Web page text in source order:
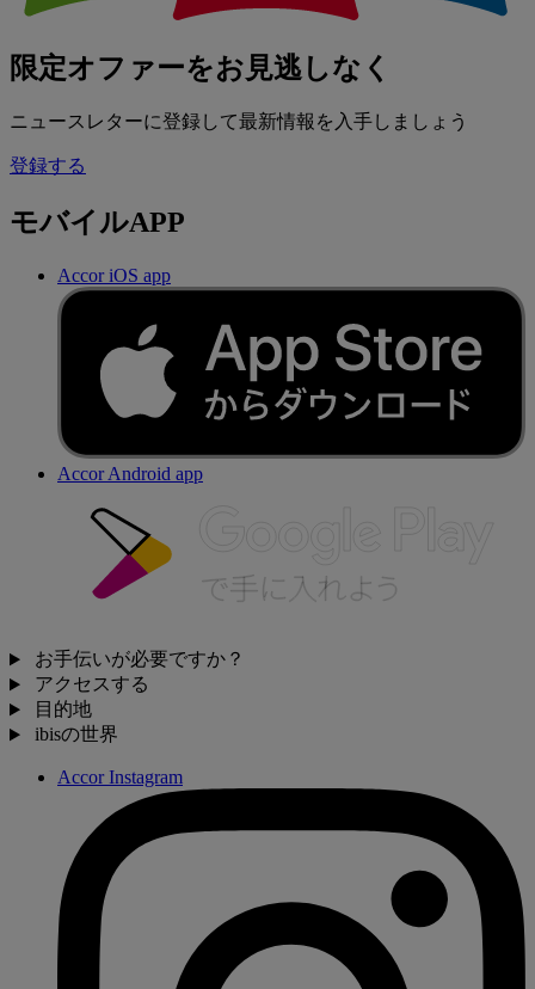
限定オファーをお見逃しなく
ニュースレターに登録して最新情報を入手しましょう
登録する
モバイルAPP
Accor iOS app
Accor Android app
お手伝いが必要ですか？
アクセスする
目的地
ibisの世界
Accor Instagram